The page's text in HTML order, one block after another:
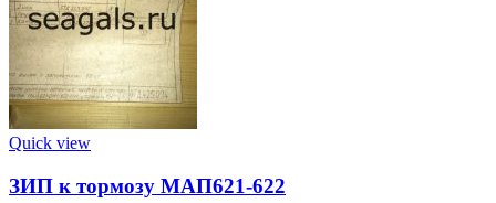
Quick view
ЗИП к тормозу МАП621-622